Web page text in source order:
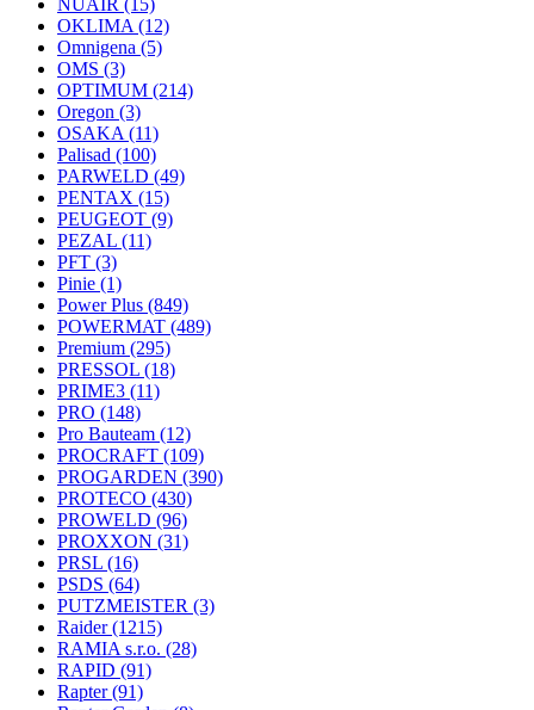
NUAIR (15)
OKLIMA (12)
Omnigena (5)
OMS (3)
OPTIMUM (214)
Oregon (3)
OSAKA (11)
Palisad (100)
PARWELD (49)
PENTAX (15)
PEUGEOT (9)
PEZAL (11)
PFT (3)
Pinie (1)
Power Plus (849)
POWERMAT (489)
Premium (295)
PRESSOL (18)
PRIME3 (11)
PRO (148)
Pro Bauteam (12)
PROCRAFT (109)
PROGARDEN (390)
PROTECO (430)
PROWELD (96)
PROXXON (31)
PRSL (16)
PSDS (64)
PUTZMEISTER (3)
Raider(1215)
RAMIA s.r.o. (28)
RAPID (91)
Rapter(91)